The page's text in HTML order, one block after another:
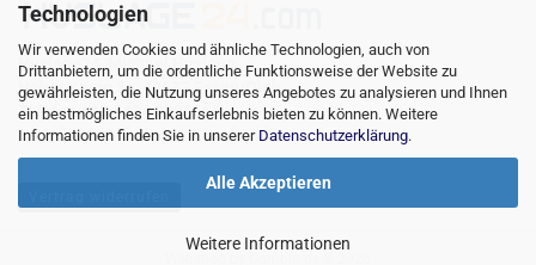
Technologien
Wir verwenden Cookies und ähnliche Technologien, auch von
Drittanbietern, um die ordentliche Funktionsweise der Website zu
gewährleisten, die Nutzung unseres Angebotes zu analysieren und Ihnen
ein bestmögliches Einkaufserlebnis bieten zu können. Weitere
Informationen finden Sie in unserer Datenschutzerklärung.
Alle Akzeptieren
Weitere Informationen
Huslage24, Michael Huslage
Hoher Kamp 5a, 49632 Essen/Oldb.
Telefon +49 5434 8090665
E-Mailinfo@huslage24.com